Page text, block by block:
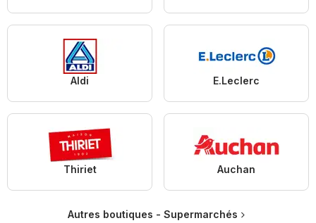
Aldi E.Leclerc
Thiriet Auchan
Autres boutiques - Supermarchés